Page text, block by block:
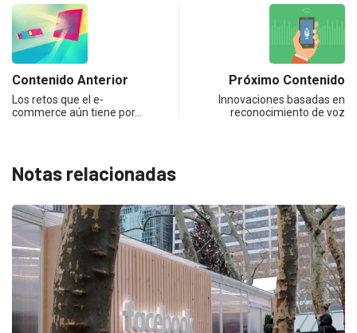
Contenido Anterior
Los retos que el e-
commerce aún tiene por…
Próximo Contenido
Innovaciones basadas en
reconocimiento de voz
Notas relacionadas